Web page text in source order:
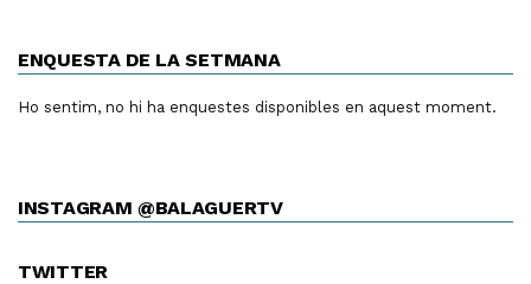
ENQUESTA DE LA SETMANA
Ho sentim, no hi ha enquestes disponibles en aquest moment.
INSTAGRAM @BALAGUERTV
TWITTER